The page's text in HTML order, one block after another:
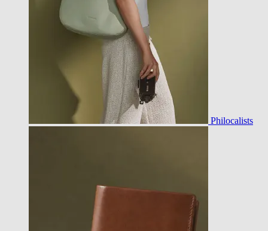
Philocalists